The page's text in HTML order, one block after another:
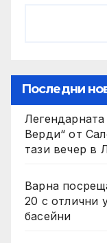
Последни
Верди“ от
тази вечер в
Варна
20 с отлични
басейни